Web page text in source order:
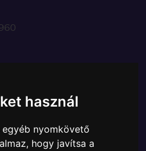
használ
nyomkövető
hogy javítsa a
! Dragon Ball GT Goku
csomagolásban azaz -